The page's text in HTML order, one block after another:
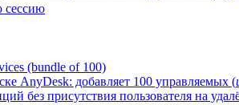
сессию
(bundle of 100)
AnyDesk: добавляет 100 управляемых (
без присутствия пользователя на